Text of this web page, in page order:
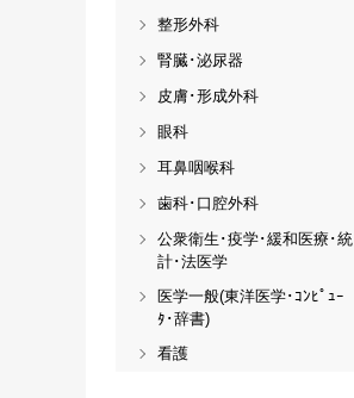
整形外科
腎臓･泌尿器
皮膚･形成外科
眼科
耳鼻咽喉科
歯科･口腔外科
公衆衛生･疫学･緩和医療･統
計･法医学
医学一般(東洋医学･ｺﾝﾋﾟｭｰ
ﾀ･辞書)
看護